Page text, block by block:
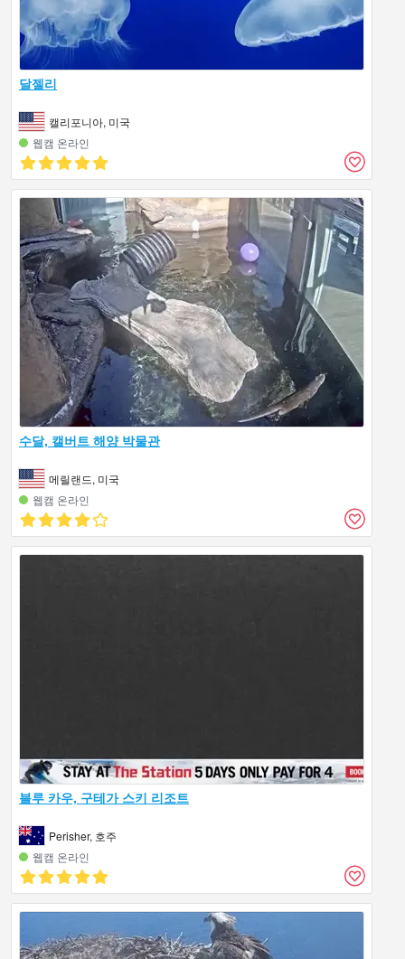
달젤리
캘리포니아, 미국
웹캠 온라인
수달, 캘버트 해양 박물관
메릴랜드, 미국
웹캠 온라인
블루 카우, 구테가 스키 리조트
Perisher, 호주
웹캠 온라인